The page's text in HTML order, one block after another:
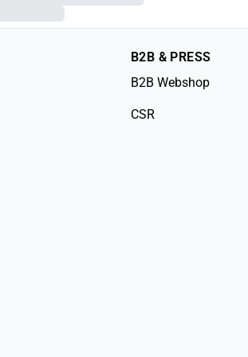
B2B & PRESS
B2B Webshop
CSR